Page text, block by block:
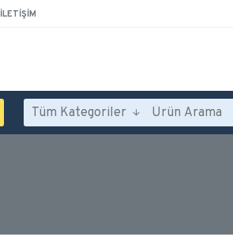
İLETIŞIM
Tüm Kategoriler